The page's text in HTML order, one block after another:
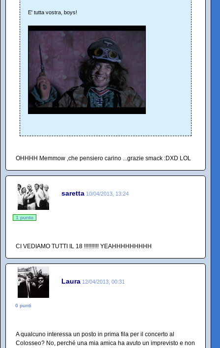
E' tutta vostra, boys!
OHHHH Memmow ,che pensiero carino ...grazie smack :DXD LOL
saretta 10/04/2013, 13:24
1 punto
CI VEDIAMO TUTTI IL 18 !!!!!!!!!! YEAHHHHHHHHH
Laura 12/04/2013, 00:31
0 punti
A qualcuno interessa un posto in prima fila per il concerto al
Colosseo? No, perché una mia amica ha avuto un imprevisto e non